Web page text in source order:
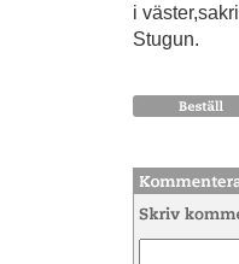
i
Stugun.